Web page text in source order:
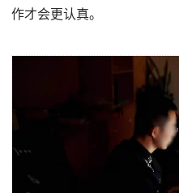
作才会更认真。